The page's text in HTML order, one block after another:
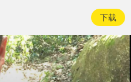
下载